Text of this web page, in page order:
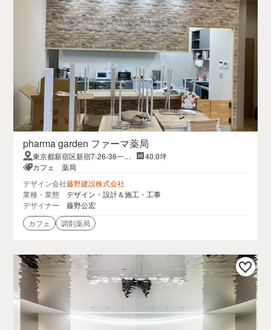
pharma garden ファーマ薬局
東京都新宿区新宿7-26-36一
階、二階
40.0坪
カフェ 薬局
デザイン会社藤野建設株式会社
業種・業態
デザイン・設計＆施工・工事
デザイナー
藤野公宏
カフェ
調剤薬局